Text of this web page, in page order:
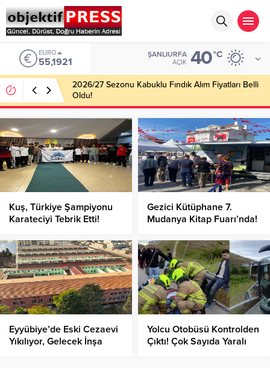
EURO
55,1921
ŞANLIURFA
AÇIK 40°C
2026/27 Sezonu Kabuklu Fındık Alım Fiyatları Belli
Oldu!
Kuş, Türkiye Şampiyonu
Karateciyi Tebrik Etti!
Gezici Kütüphane 7.
Mudanya Kitap Fuarı’nda!
Eyyübiye’de Eski Cezaevi
Yıkılıyor, Gelecek İnşa
Yolcu Otobüsü Kontrolden
Çıktı! Çok Sayıda Yaralı